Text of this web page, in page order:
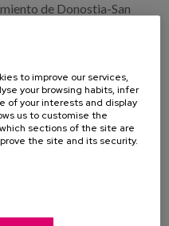
de Donostia-San
Loli Astoreka- Actriz.
Lagunkoia:
Lagunkoia. Colegio
to improve our services,
your browsing habits, infer
of your interests and display
us to customise the
sections of the site are
the site and its security.